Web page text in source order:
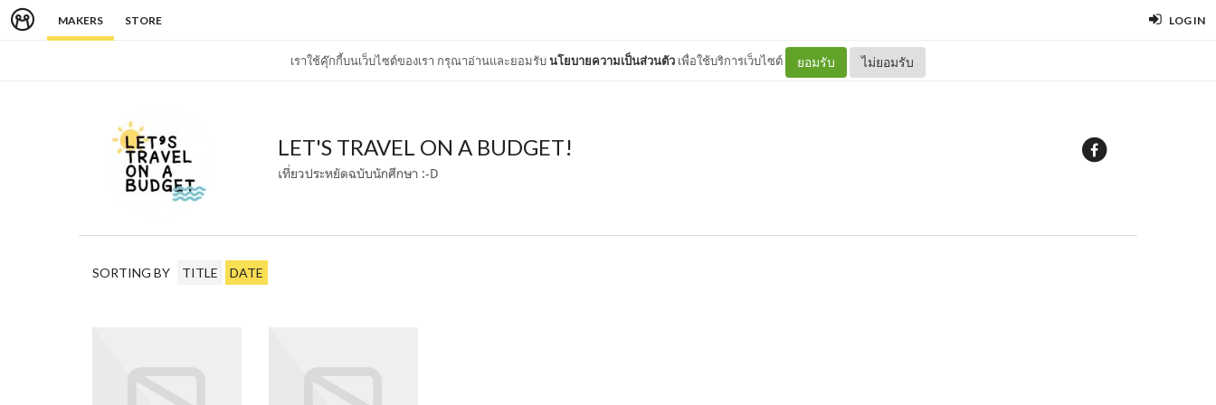
MAKERS STORE LOG IN
เราใช้คุ๊กกี้บนเว็บไซต์ของเรา กรุณาอ่านและยอมรับนโยบายความเป็นส่วนตัว เพื่อใช้บริการเว็บไซต์ ยอมรับ ไม่ยอมรับ
LET'S TRAVEL ON A BUDGET!
เที่ยวประหยัดฉบับนักศึกษา :-D
SORTING BY TITLE DATE